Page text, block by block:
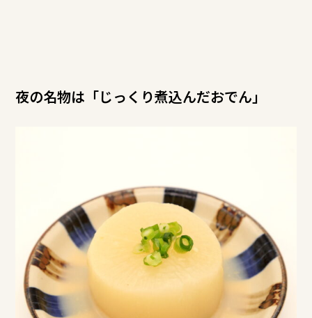
夜の名物は「じっくり煮込んだおでん」